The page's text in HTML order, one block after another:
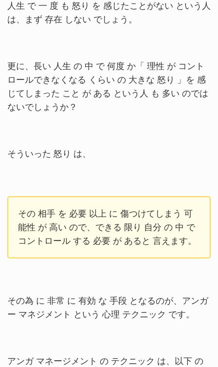
人生 で 一 度 も 怒り を 感じたことがない という人
は、まず 存在 しない でしょう。
更に、長い 人生 の 中 で 何度 か「 理性 が コント
ロールできなくなる くらい の 大きな 怒り 」を 感
じてしまった こと が ある という人 も 多い のでは
ないでしょうか？
そういった 怒り は、
その 相手 を 必要 以上 に 傷つけてしまう 可
能性 が 高い ので、できる 限り 自分 の 中 で
コントロール する 必要 が あると 言えます。
その為 に 非常 に 有効 な 手段 となるのが、アンガ
ー マネジメント という 心理 テクニック です。
アンガ マネージメント の テクニック は、以下 の